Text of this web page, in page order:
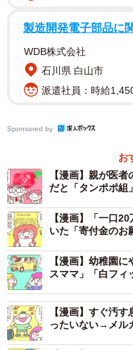
そこでSさんは、驚きま
に、その費用は1件あた
したが、仕方ありませ
受験予定の学校が4校あ
金は1校あたり3000円。
痛い出費でしたが、こ
たのです。
ところが、後日、受験
を指定していることが
は、再び6000円の作成
計21000円も健康診断書
厚紙を求めて、文具
製造開発電子部品に
WDB株式会社
石川県 白山市
派遣社員：時給
Sponsored by
お
【漫画】親が医
だと「タンポポ
【漫画】「一口
いた「寄付金の
【漫画】幼稚園
スママ」「白フ
【漫画】すぐ汚
ったいない→メル